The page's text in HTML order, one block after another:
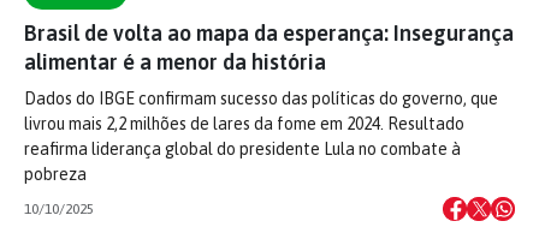
Brasil de volta ao mapa da esperança: Insegurança
alimentar é a menor da história
Dados do IBGE confirmam sucesso das políticas do governo, que
livrou mais 2,2 milhões de lares da fome em 2024. Resultado
reafirma liderança global do presidente Lula no combate à
pobreza
10/10/2025